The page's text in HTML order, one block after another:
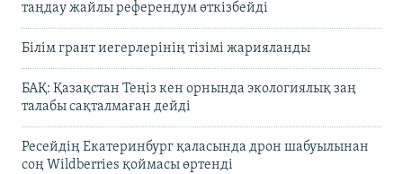
таңдау жайлы референдум өткізбейді
Білім грант иегерлерінің тізімі жарияланды
БАҚ: Қазақстан Теңіз кен орнында экологиялық заң
талабы сақталмаған дейді
Ресейдің Екатеринбург қаласында дрон шабуылынан
соң Wildberries қоймасы өртенді